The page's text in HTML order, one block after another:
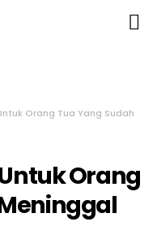
Orang Tua Yang Sudah
Orang